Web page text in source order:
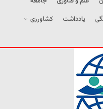
یادداشت
کشاورزی